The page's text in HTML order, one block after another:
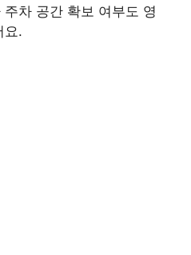
차 공간 확보 여부도 영
요.